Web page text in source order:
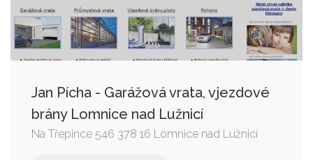
Jan Pícha - Garážová vrata, vjezdové
brány Lomnice nad Lužnicí
Na Třepince 546 378 16 Lomnice nad Lužnicí